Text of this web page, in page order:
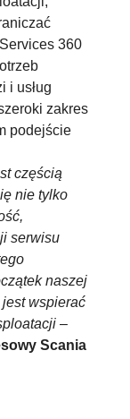
360
i usług
zakres
podejście
częścią
nie tylko
serwisu
naszej
wspierać
–
Scania